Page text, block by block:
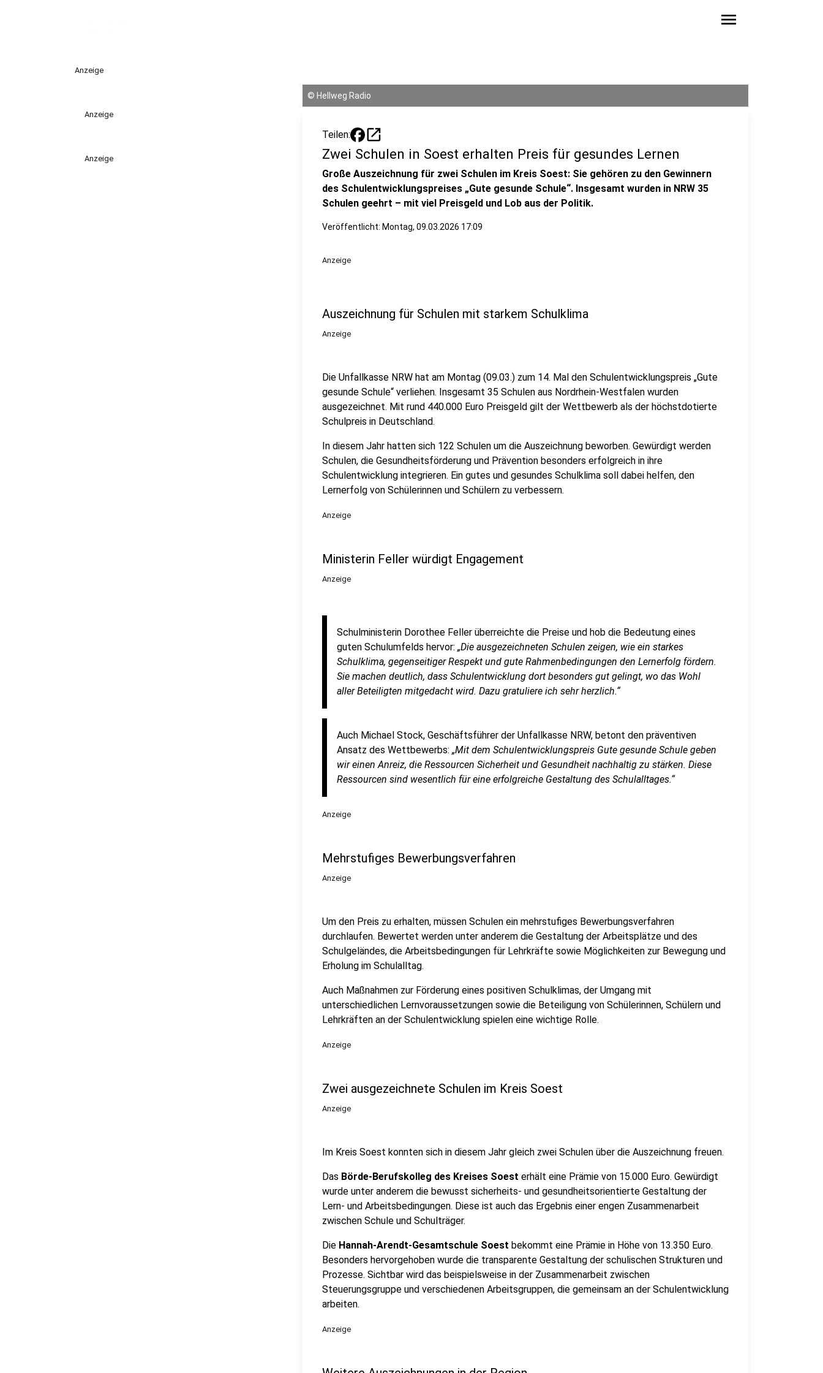
menu
Anzeige
Anzeige
Anzeige
© Hellweg Radio
Teilen: open_in_new
Zwei Schulen in Soest erhalten Preis für gesundes Lernen
Große Auszeichnung für zwei Schulen im Kreis Soest: Sie gehören zu den Gewinnern
des Schulentwicklungspreises „Gute gesunde Schule“. Insgesamt wurden in NRW 35
Schulen geehrt – mit viel Preisgeld und Lob aus der Politik.
Veröffentlicht: Montag, 09.03.2026 17:09
Anzeige
Auszeichnung für Schulen mit starkem Schulklima
Anzeige
Die Unfallkasse NRW hat am Montag (09.03.) zum 14. Mal den Schulentwicklungspreis „Gute
gesunde Schule“ verliehen. Insgesamt 35 Schulen aus Nordrhein-Westfalen wurden
ausgezeichnet. Mit rund 440.000 Euro Preisgeld gilt der Wettbewerb als der höchstdotierte
Schulpreis in Deutschland.
In diesem Jahr hatten sich 122 Schulen um die Auszeichnung beworben. Gewürdigt werden
Schulen, die Gesundheitsförderung und Prävention besonders erfolgreich in ihre
Schulentwicklung integrieren. Ein gutes und gesundes Schulklima soll dabei helfen, den
Lernerfolg von Schülerinnen und Schülern zu verbessern.
Anzeige
Ministerin Feller würdigt Engagement
Anzeige
Schulministerin Dorothee Feller überreichte die Preise und hob die Bedeutung eines
guten Schulumfelds hervor: „Die ausgezeichneten Schulen zeigen, wie ein starkes
Schulklima, gegenseitiger Respekt und gute Rahmenbedingungen den Lernerfolg fördern.
Sie machen deutlich, dass Schulentwicklung dort besonders gut gelingt, wo das Wohl
aller Beteiligten mitgedacht wird. Dazu gratuliere ich sehr herzlich.“
Auch Michael Stock, Geschäftsführer der Unfallkasse NRW, betont den präventiven
Ansatz des Wettbewerbs: „Mit dem Schulentwicklungspreis Gute gesunde Schule geben
wir einen Anreiz, die Ressourcen Sicherheit und Gesundheit nachhaltig zu stärken. Diese
Ressourcen sind wesentlich für eine erfolgreiche Gestaltung des Schulalltages.“
Anzeige
Mehrstufiges Bewerbungsverfahren
Anzeige
Um den Preis zu erhalten, müssen Schulen ein mehrstufiges Bewerbungsverfahren
durchlaufen. Bewertet werden unter anderem die Gestaltung der Arbeitsplätze und des
Schulgeländes, die Arbeitsbedingungen für Lehrkräfte sowie Möglichkeiten zur Bewegung und
Erholung im Schulalltag.
Auch Maßnahmen zur Förderung eines positiven Schulklimas, der Umgang mit
unterschiedlichen Lernvoraussetzungen sowie die Beteiligung von Schülerinnen, Schülern und
Lehrkräften an der Schulentwicklung spielen eine wichtige Rolle.
Anzeige
Zwei ausgezeichnete Schulen im Kreis Soest
Anzeige
Im Kreis Soest konnten sich in diesem Jahr gleich zwei Schulen über die Auszeichnung freuen.
Das Börde-Berufskolleg des Kreises Soest erhält eine Prämie von 15.000 Euro. Gewürdigt
wurde unter anderem die bewusst sicherheits- und gesundheitsorientierte Gestaltung der
Lern- und Arbeitsbedingungen. Diese ist auch das Ergebnis einer engen Zusammenarbeit
zwischen Schule und Schulträger.
Die Hannah-Arendt-Gesamtschule Soest bekommt eine Prämie in Höhe von 13.350 Euro.
Besonders hervorgehoben wurde die transparente Gestaltung der schulischen Strukturen und
Prozesse. Sichtbar wird das beispielsweise in der Zusammenarbeit zwischen
Steuerungsgruppe und verschiedenen Arbeitsgruppen, die gemeinsam an der Schulentwicklung
arbeiten.
Anzeige